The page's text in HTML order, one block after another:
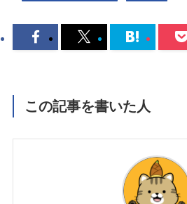
この記事を書いた人